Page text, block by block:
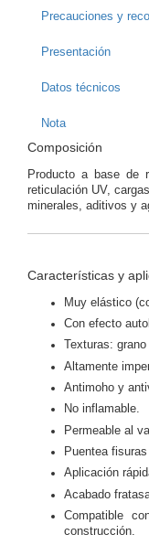
Precauciones y
Presentación
Datos técnicos
Nota
Composición
Producto a base de
reticulación UV,
minerales, aditivos y
Características y
Muy elástico
Con efecto
Texturas:
Altamente
Antimoho y
No inflamable.
Permeable al
Puentea
Aplicación
Acabado
Compatible
construcción.